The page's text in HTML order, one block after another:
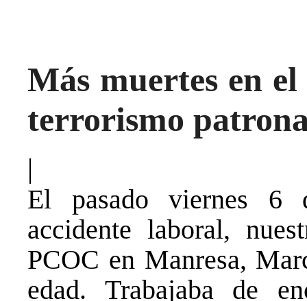
Más muertes en
terrorismo
|
El pasado viernes 6
accidente laboral,
PCOC en Manresa,
edad. Trabajaba de